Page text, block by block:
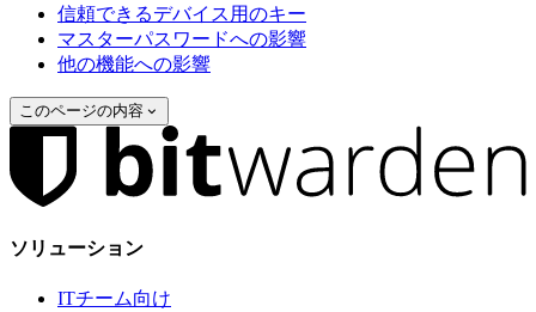
信頼できるデバイス用のキー
マスターパスワードへの影響
他の機能への影響
このページの内容
ソリューション
ITチーム向け